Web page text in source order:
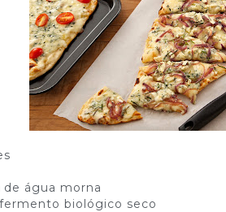
água morna
biológico seco